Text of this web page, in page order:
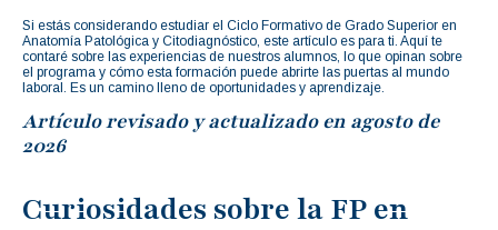
Si estás considerando estudiar el Ciclo Formativo de Grado Superior en
Anatomía Patológica y Citodiagnóstico, este artículo es para ti. Aquí te
contaré sobre las experiencias de nuestros alumnos, lo que opinan sobre
el programa y cómo esta formación puede abrirte las puertas al mundo
laboral. Es un camino lleno de oportunidades y aprendizaje.
Artículo revisado y actualizado en agosto de
2026
Curiosidades sobre la FP en